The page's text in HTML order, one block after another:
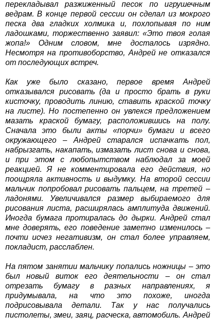
перекладывал разжиженный песок по игрушечным
ведрам. В конце первой сессии он сделал из мокрого
песка два гладких холмика и, похлопывая по ним
ладошками, торжественно заявил: «Это твоя голая
жопа!» Одним словом, мне досталось изрядно.
Несмотря на противоборство, Андрей не отказался
от последующих встреч.
Как уже было сказано, первое время Андрей
отказывался рисовать (да и просто брать в руки
кисточку, проводить линию, ставить краской точку
на листе). Но постепенно он увлекся предложением
мазать краской бумагу, расположившись на полу.
Сначала это были акты «порчи» бумаги и всего
окружающего – Андрей старался испачкать пол,
набрызгать, накапать, измазать лист снова и снова,
и при этом с любопытством наблюдал за моей
реакцией. Я не комментировала его действия, но
поощряла активность и выдумку. На второй сессии
мальчик попробовал рисовать пальцем, на третей –
ладонями. Увеличивался размер выбираемого для
рисования листа, расширялась амплитуда движений.
Иногда бумага протиралась до дырки. Андрей стал
мне доверять, его поведение заметно изменилось –
почти исчез негативизм, он стал более управляем,
покладист, расслаблен.
На пятом занятии мальчику попались ножницы – это
был новый виток его деятельности – он стал
отрезать бумагу в разных направлениях, я
придумывала, на что это похоже, иногда
подрисовывала детали. Так у нас получались
пистолеты, змеи, заяц, расческа, автомобиль. Андрей